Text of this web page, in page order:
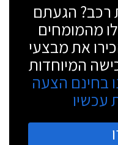
רכב? הגעתם
מהמומחים
את מבצעי
המיוחדות
בחינם הצעה
עכשיו